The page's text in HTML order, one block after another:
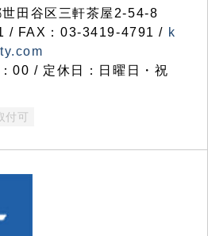
田谷区三軒茶屋2-54-8
/ FAX：03-3419-4791 / k
00 / 定休日：日曜日・祝
付可